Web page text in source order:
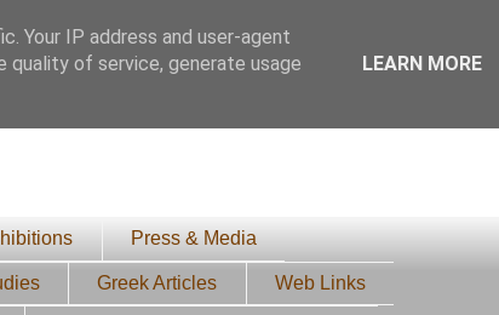
Press & Media
Greek Articles Web Links
Your IP address and user-agent
quality of service, generate usage
LEARN MORE